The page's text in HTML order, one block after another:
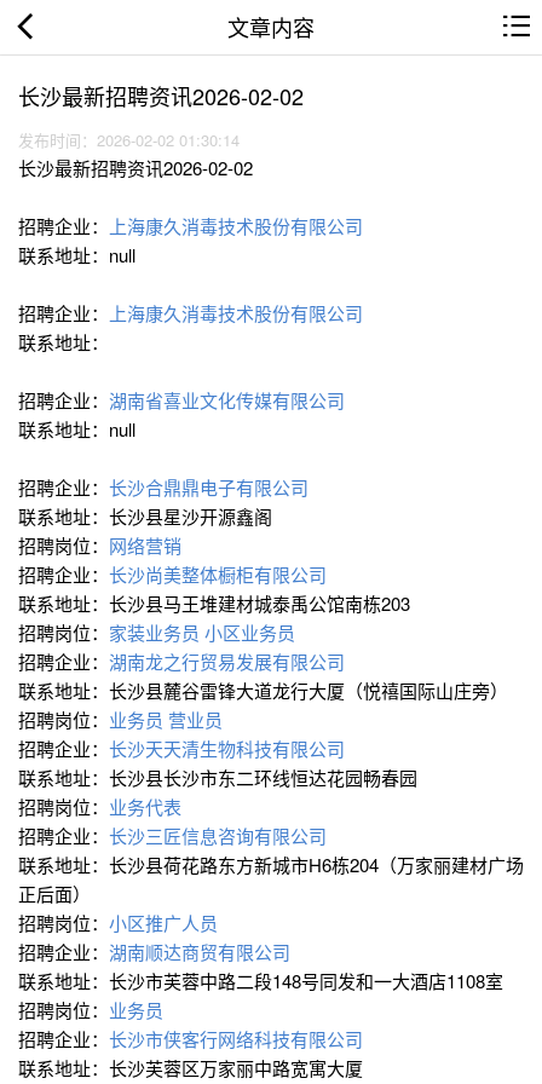
文章内容
长沙最新招聘资讯2026-02-02
发布时间：2026-02-02 01:30:14
长沙最新招聘资讯2026-02-02
招聘企业：
上海康久消毒技术股份有限公司
联系地址：null
招聘企业：
上海康久消毒技术股份有限公司
联系地址：
招聘企业： 湖南省喜业文化传媒有限公司
联系地址：null
招聘企业： 长沙合鼎鼎电子有限公司
联系地址：长沙县星沙开源鑫阁
招聘岗位： 网络营销
招聘企业： 长沙尚美整体橱柜有限公司
联系地址：长沙县马王堆建材城泰禹公馆南栋203
招聘岗位： 家装业务员 小区业务员
招聘企业： 湖南龙之行贸易发展有限公司
联系地址：长沙县麓谷雷锋大道龙行大厦（悦禧国际山庄旁）
招聘岗位： 业务员 营业员
招聘企业： 长沙天天清生物科技有限公司
联系地址：长沙县长沙市东二环线恒达花园畅春园
招聘岗位： 业务代表
招聘企业： 长沙三匠信息咨询有限公司
联系地址：长沙县荷花路东方新城市H6栋204（万家丽建材广场
正后面）
招聘岗位： 小区推广人员
招聘企业： 湖南顺达商贸有限公司
联系地址：长沙市芙蓉中路二段148号同发和一大酒店1108室
招聘岗位： 业务员
招聘企业： 长沙市侠客行网络科技有限公司
联系地址：长沙芙蓉区万家丽中路宽寓大厦